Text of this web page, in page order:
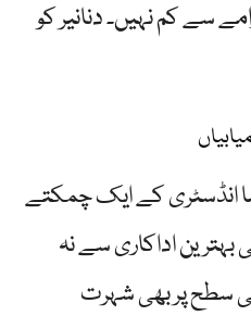
سے کم نہیں۔ دنانیر کو
انڈسٹری کے ایک چمکتے
اداکاری سے نہ
سطح پر بھی شہرت